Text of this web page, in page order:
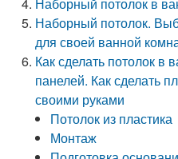
Наборный потолок.
для своей ванной
Как сделать потолок в
панелей. Как сделать
своими руками
Потолок из пластика
Монтаж